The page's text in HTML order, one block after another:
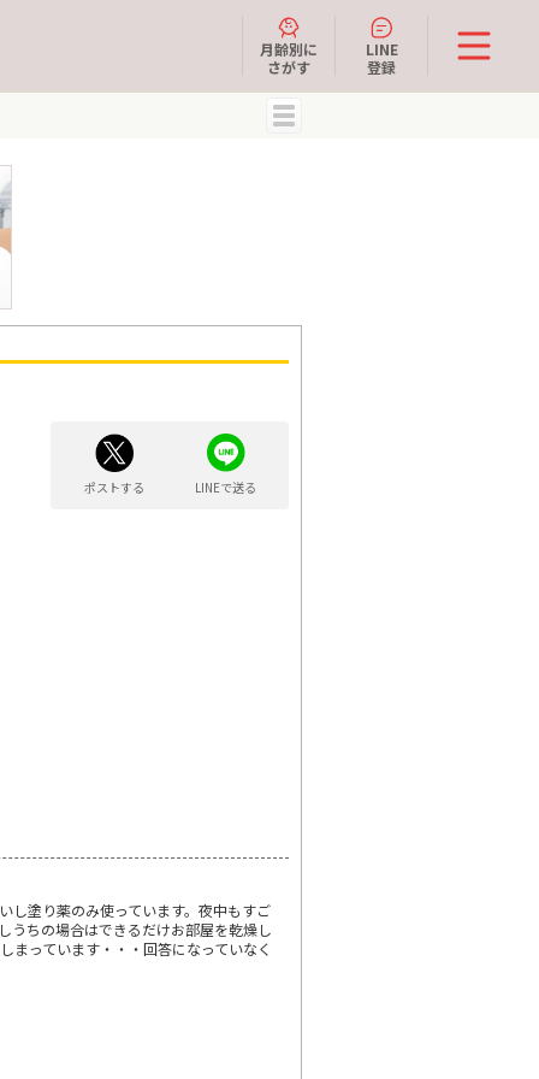
月齢別に
さがす
LINE
登録
ポストする LINEで送る
し塗り薬のみ使っています。夜中もすご
うちの場合はできるだけお部屋を乾燥し
まっています・・・回答になっていなく